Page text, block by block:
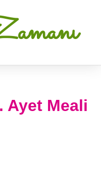
Ayet Meali